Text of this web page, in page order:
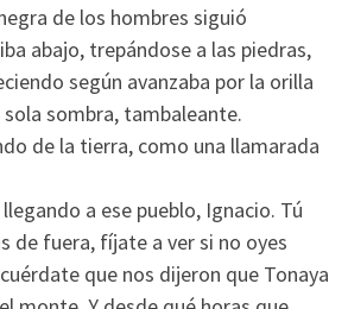
de los hombres siguió
abajo, trepándose a las piedras,
según avanzaba por la orilla
sombra, tambaleante.
de la tierra, como una llamarada
a ese pueblo, Ignacio. Tú
de fuera, fíjate a ver si no oyes
que nos dijeron que Tonaya